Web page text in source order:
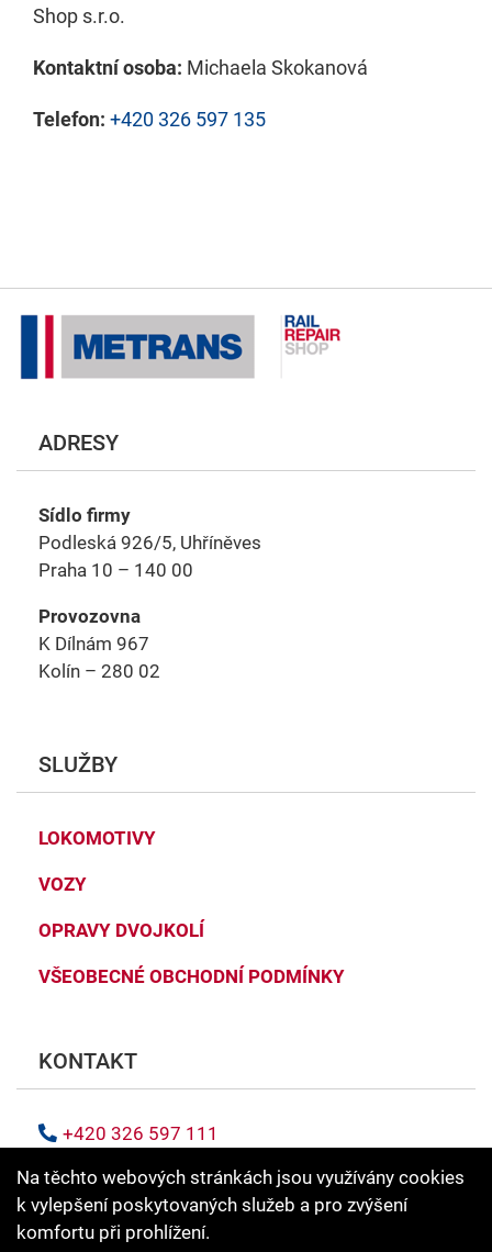
Shop s.r.o.
Kontaktní osoba: Michaela Skokanová
Telefon: +420 326 597 135
ADRESY
Sídlo firmy
Podleská 926/5, Uhříněves
Praha 10 – 140 00
Provozovna
K Dílnám 967
Kolín – 280 02
SLUŽBY
LOKOMOTIVY
VOZY
OPRAVY DVOJKOLÍ
VŠEOBECNÉ OBCHODNÍ PODMÍNKY
KONTAKT
+420 326 597 111
info@dyko.cz
Na těchto webových stránkách jsou využívány cookies
k vylepšení poskytovaných služeb a pro zvýšení
komfortu při prohlížení.